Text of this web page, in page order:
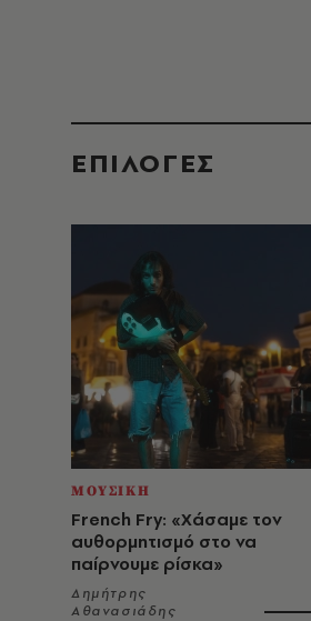
EΠΙΛΟΓΈΣ
ΜΟΥΣΙΚΗ
French Fry: «Χάσαμε τον
αυθορμητισμό στο να
παίρνουμε ρίσκα»
Δημήτρης
Αθανασιάδης